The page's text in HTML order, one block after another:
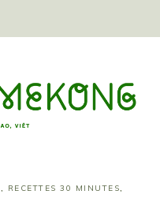
, RECETTES 30 MINUTES,